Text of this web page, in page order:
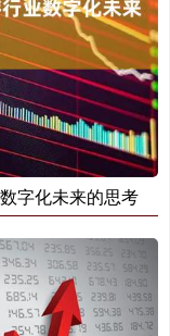
字化未来的思考